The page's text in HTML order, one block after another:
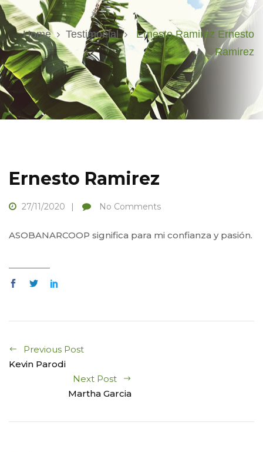
Home Testimonial Ernesto Ramirez Ernesto
Ramirez
Ernesto Ramirez
27/11/2020 No Comments
ASOBANARCOOP significa para mi confianza y pasión.
Previous Post
Kevin Parodi
Next Post
Martha Garcia